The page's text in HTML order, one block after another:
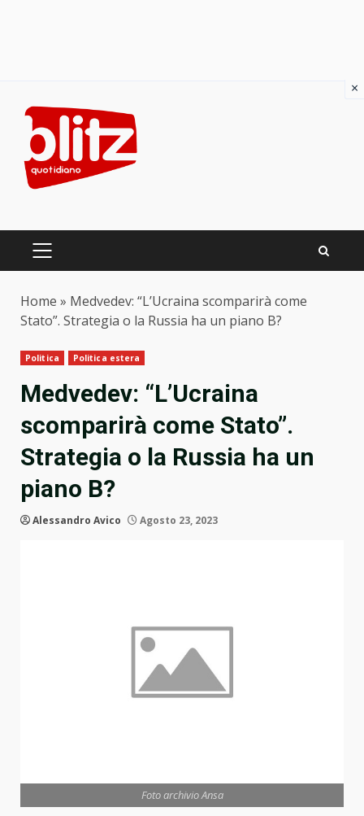
content
PRIMARY
Home » Medvedev: “L’Ucraina scomparirà come
Stato”. Strategia o la Russia ha un piano B?
Politica Politica estera
Medvedev: “L’Ucraina
scomparirà come Stato”.
Strategia o la Russia ha un
piano B?
Alessandro Avico Agosto 23, 2023
Foto archivio Ansa
×